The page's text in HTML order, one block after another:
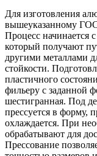
Для изготовления
вышеуказанному
Процесс начинается
который получают
другими металлами
стойкости.
пластичного
фильеру с заданной
шестигранная. Под
прессуется в форму,
охлаждается. При
обрабатывают для
Прессование